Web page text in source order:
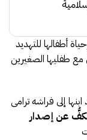
أطفالها للتهديد
مع طفليها الصغيرين
إلى فراشه ترامى
تكفُّ عن إصدار